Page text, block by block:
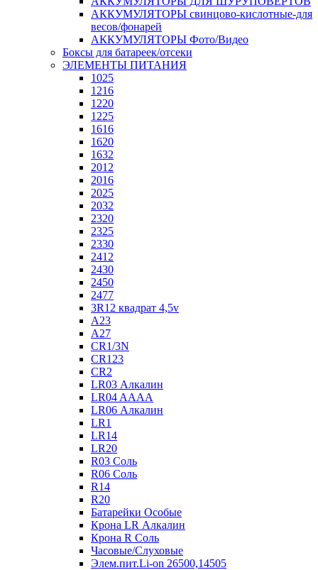
АККУМУЛЯТОРЫ свинцово-кислотные-для
весов/фонарей
АККУМУЛЯТОРЫ Фото/Видео
Боксы для батареек/отсеки
ЭЛЕМЕНТЫ ПИТАНИЯ
1025
1216
1220
1225
1616
1620
1632
2012
2016
2025
2032
2320
2325
2330
2412
2430
2450
2477
3R12 квадрат 4,5v
A23
A27
CR1/3N
CR123
CR2
LR03 Алкалин
LR04 AAAA
LR06 Алкалин
LR1
LR14
LR20
R03 Соль
R06 Соль
R14
R20
Батарейки Особые
Крона LR Алкалин
Крона R Соль
Часовые/Слуховые
Элем.пит.Li-on 26500,14505